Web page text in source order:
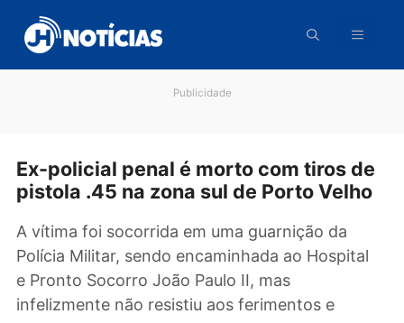
para
conteúdo
Ex-policial penal é morto com tiros
A vítima foi socorrida em uma guarnição da
Polícia Militar, sendo encaminhada ao
e Pronto Socorro João Paulo II, mas